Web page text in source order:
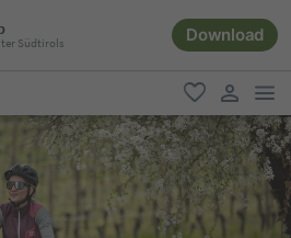
Südtirols Download
favorit
user link